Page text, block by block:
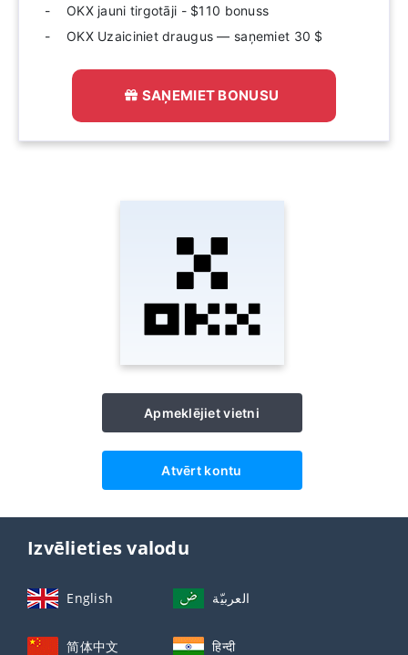
OKX jauni tirgotāji - $110 bonuss
OKX Uzaiciniet draugus — saņemiet 30 $
SAŅEMIET BONUSU
Apmeklējiet vietni
Atvērt kontu
Izvēlieties valodu
English العربيّة
简体中文 हिन्दी